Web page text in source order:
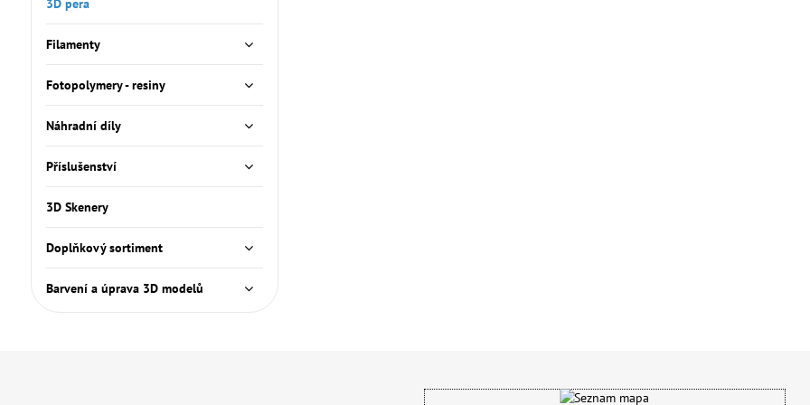
3D pera
Filamenty
Fotopolymery - resiny
Náhradní díly
Příslušenství
3D Skenery
Doplňkový sortiment
Barvení a úprava 3D modelů